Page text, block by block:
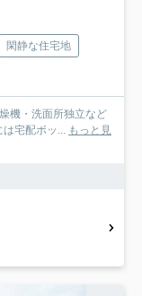
閑静な住宅地
機・洗面所独立など
宅配ボッ... もっと見